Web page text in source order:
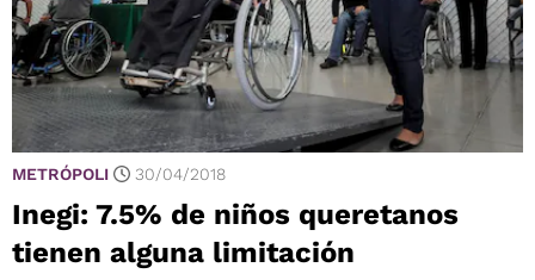
METRÓPOLI 30/04/2018
Inegi: 7.5% de niños queretanos
tienen alguna limitación